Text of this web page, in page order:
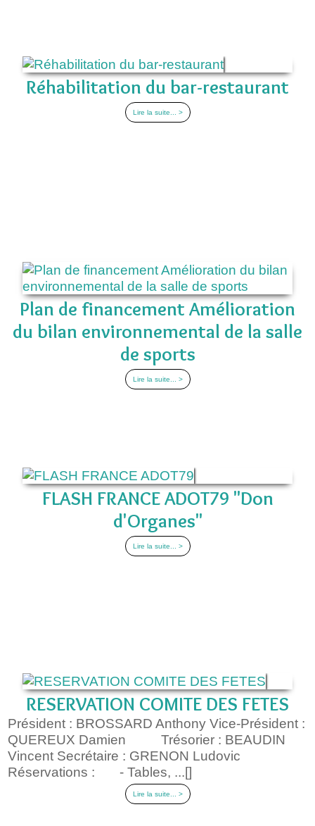
Réhabilitation du bar-restaurant
Lire la suite... >
Plan de financement Amélioration
du bilan environnemental de la salle
de sports
Lire la suite... >
FLASH FRANCE ADOT79 "Don
d'Organes"
Lire la suite... >
RESERVATION COMITE DES FETES
Président : BROSSARD Anthony Vice-Président :
QUEREUX Damien Trésorier : BEAUDIN
Vincent Secrétaire : GRENON Ludovic
Réservations : - Tables, ...[]
Lire la suite... >